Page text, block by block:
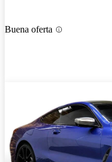
Buena oferta